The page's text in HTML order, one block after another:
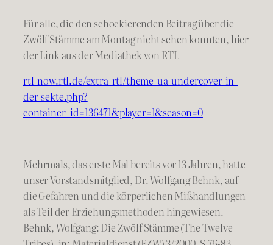
Für alle, die den schockierenden Beitrag über die
Zwölf Stämme am Montag nicht sehen konnten, hier
der Link aus der Mediathek von RTL
rtl-now.rtl.de/extra-rtl/theme-ua-undercover-in-
der-sekte.php?
container_id=136471&player=1&season=0
Mehrmals, das erste Mal bereits vor 13 Jahren, hatte
unser Vorstandsmitglied, Dr. Wolfgang Behnk, auf
die Gefahren und die körperlichen Mißhandlungen
als Teil der Erziehungsmethoden hingewiesen.
Behnk, Wolfgang: Die Zwölf Stämme (The Twelve